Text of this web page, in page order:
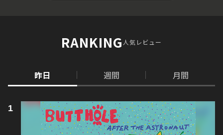
RANKING人気レビュー
昨日 週間 月間